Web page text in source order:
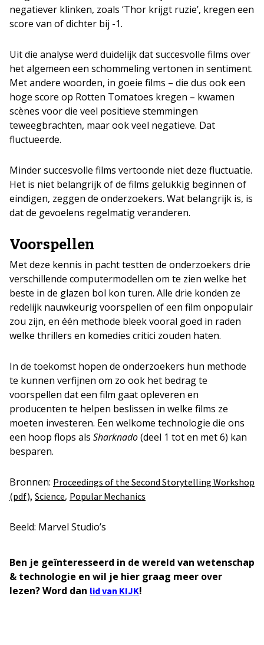
negatiever klinken, zoals ‘Thor krijgt ruzie’, kregen een
score van of dichter bij -1.
Uit die analyse werd duidelijk dat succesvolle films over
het algemeen een schommeling vertonen in sentiment.
Met andere woorden, in goeie films – die dus ook een
hoge score op Rotten Tomatoes kregen – kwamen
scènes voor die veel positieve stemmingen
teweegbrachten, maar ook veel negatieve. Dat
fluctueerde.
Minder succesvolle films vertoonde niet deze fluctuatie.
Het is niet belangrijk of de films gelukkig beginnen of
eindigen, zeggen de onderzoekers. Wat belangrijk is, is
dat de gevoelens regelmatig veranderen.
Voorspellen
Met deze kennis in pacht testten de onderzoekers drie
verschillende computermodellen om te zien welke het
beste in de glazen bol kon turen. Alle drie konden ze
redelijk nauwkeurig voorspellen of een film onpopulair
zou zijn, en één methode bleek vooral goed in raden
welke thrillers en komedies critici zouden haten.
In de toekomst hopen de onderzoekers hun methode
te kunnen verfijnen om zo ook het bedrag te
voorspellen dat een film gaat opleveren en
producenten te helpen beslissen in welke films ze
moeten investeren. Een welkome technologie die ons
een hoop flops als Sharknado(deel 1 tot en met 6) kan
besparen.
Bronnen: Proceedings of the Second Storytelling Workshop
(pdf), Science, Popular Mechanics
Beeld: Marvel Studio’s
Ben je geïnteresseerd in de wereld van wetenschap
& technologie en wil je hier graag meer over
lezen? Word dan lid van KIJK!